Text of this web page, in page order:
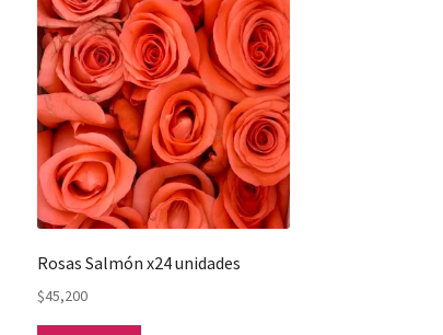
Rosas Salmón x24 unidades
$45,200